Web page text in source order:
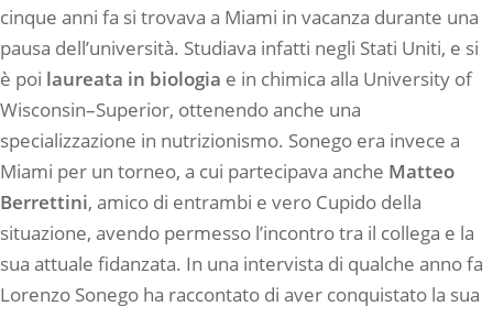
cinque anni fa si trovava a Miami in vacanza durante una
pausa dell’università. Studiava infatti negli Stati Uniti, e si
è poi laureata in biologia e in chimica alla University of
Wisconsin–Superior, ottenendo anche una
specializzazione in nutrizionismo. Sonego era invece a
Miami per un torneo, a cui partecipava anche Matteo
Berrettini, amico di entrambi e vero Cupido della
situazione, avendo permesso l’incontro tra il collega e la
sua attuale fidanzata. In una intervista di qualche anno fa
Lorenzo Sonego ha raccontato di aver conquistato la sua